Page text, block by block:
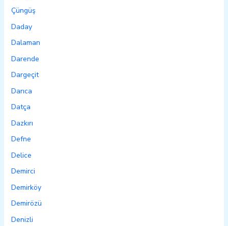
Çüngüş
Daday
Dalaman
Darende
Dargeçit
Darıca
Datça
Dazkırı
Defne
Delice
Demirci
Demirköy
Demirözü
Denizli